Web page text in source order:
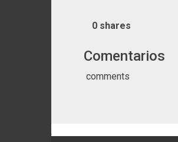
0 shares
Comentarios
comments